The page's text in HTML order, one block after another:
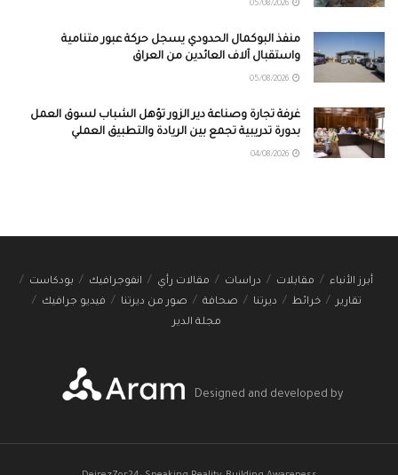
منفذ البوكمال الحدودي يسجل حركة عبور متنامية
واستقبال آلاف العائدين من العراق
غرفة تجارة وصناعة دير الزور تؤهل الشباب لسوق العمل
بدورة تدريبية تجمع بين الريادة والتطبيق العملي
أبرز الأنباء مقابلات دراسات مقالات رأي انفوجرافيك
بودكاست
تقارير
خرائط ديرتنا صحافة صور من ديرتنا
فيديو جرافيك
مجلة الدير
Designed and developed by